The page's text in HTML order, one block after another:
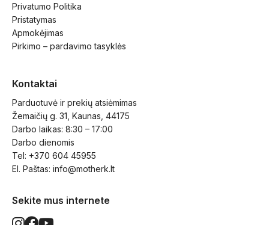
Privatumo Politika
Pristatymas
Apmokėjimas
Pirkimo – pardavimo tasyklės
Kontaktai
Parduotuvė ir prekių atsiėmimas
Žemaičių g. 31, Kaunas, 44175
Darbo laikas: 8:30 – 17:00
Darbo dienomis
Tel: +370 604 45955
El. Paštas: info@motherk.lt
Sekite mus internete